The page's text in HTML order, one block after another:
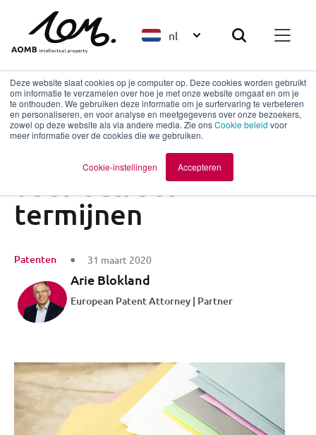
Deze website slaat cookies op je computer op. Deze cookies worden gebruikt
om informatie te verzamelen over hoe je met onze website omgaat en om je
te onthouden. We gebruiken deze informatie om je surfervaring te verbeteren
en personaliseren, en voor analyse en meetgegevens over onze bezoekers,
zowel op deze website als via andere media. Zie onsCookie beleid voor
meer informatie over de cookies die we gebruiken.
Cookie-instellingen Accepteren
nl
Terug naar overzicht
Gevolgen van COVID
voor octrooi
termijnen
Patenten 31 maart 2020
Arie Blokland
European Patent Attorney | Partner